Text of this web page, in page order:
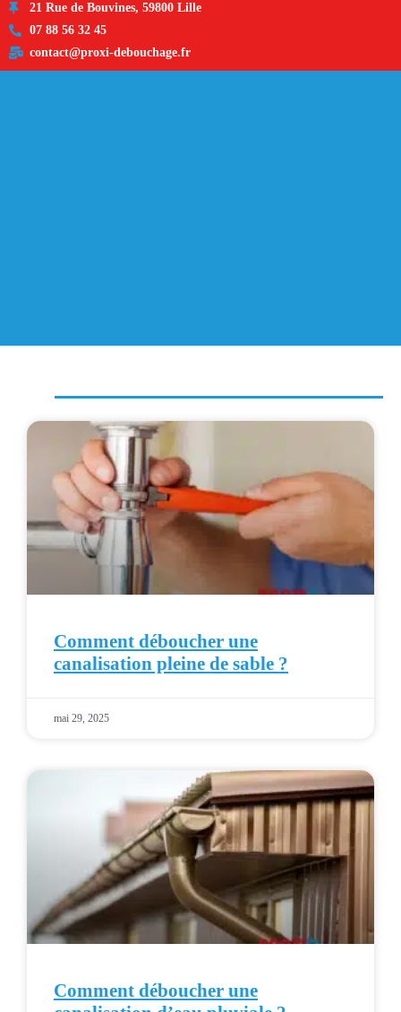
21 Rue de Bouvines, 59800 Lille
07 88 56 32 45
contact@proxi-debouchage.fr
Comment déboucher une
canalisation pleine de sable ?
mai 29, 2025
Comment déboucher une